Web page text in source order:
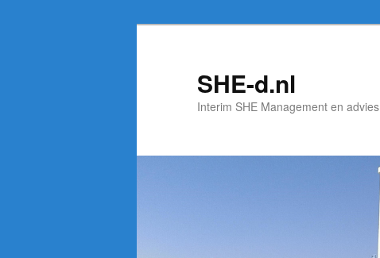
SHE-d.nl
Interim SHE Management en advies